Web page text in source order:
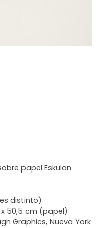
papel Eskulan
distinto)
50,5 cm (papel)
Graphics, Nueva York